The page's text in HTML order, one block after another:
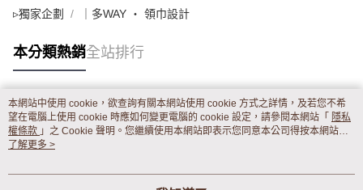
▹獨家企劃 ｜多WAY ‧ 領巾設計
本分類熱銷全站排行
熱門標籤
本網站中使用 cookie，欲查詢有關本網站使用 cookie 方式之詳情，及若您不希
望在電腦上使用 cookie 時應如何變更電腦的 cookie 設定，請參閱本網站「 隱私
權條款 」之 Cookie 聲明。您繼續使用本網站即表示您同意本公司得按本網站使
用條款之 Cookie 聲明使用 cookie。
了解更多 >